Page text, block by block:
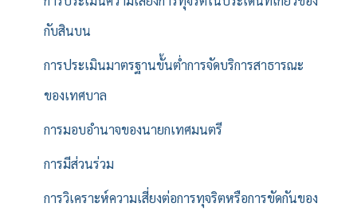
กับสินบน
การประเมินมาตรฐานขั้นต่ำการจัดบริการสาธารณะ
ของเทศบาล
การมอบอำนาจของนายกเทศมนตรี
การมีส่วนร่วม
การวิเคราะห์ความเสี่ยงต่อการทุจริตหรือการขัดกันของ